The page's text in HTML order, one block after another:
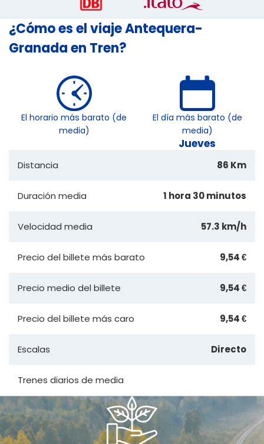
¿Cómo es el viaje Antequera-
Granada en Tren?
El horario más barato (de
media)
El día más barato (de
media)
Jueves
Distancia 86 Km
Duración media 1 hora 30 minutos
Velocidad media 57.3 km/h
Precio del billete más barato 9,54 €
Precio medio del billete 9,54 €
Precio del billete más caro 9,54 €
Escalas Directo
Trenes diarios de media